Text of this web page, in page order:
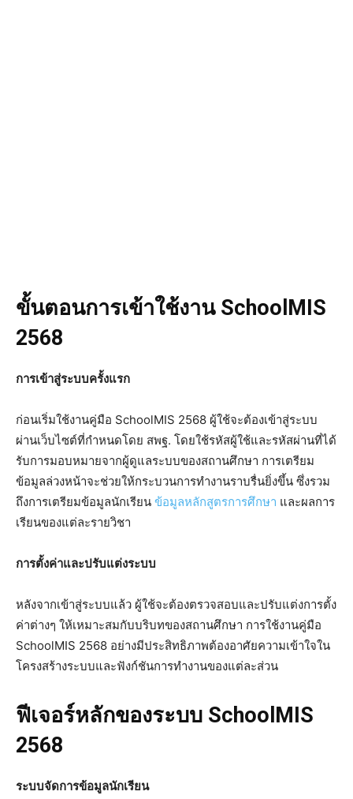
ขั้นตอนการเข้าใช้งาน SchoolMIS
2568
การเข้าสู่ระบบครั้งแรก
ก่อนเริ่มใช้งานคู่มือ SchoolMIS 2568 ผู้ใช้จะต้องเข้าสู่ระบบ
ผ่านเว็บไซต์ที่กำหนดโดย สพฐ. โดยใช้รหัสผู้ใช้และรหัสผ่านที่ได้
รับการมอบหมายจากผู้ดูแลระบบของสถานศึกษา การเตรียม
ข้อมูลล่วงหน้าจะช่วยให้กระบวนการทำงานราบรื่นยิ่งขึ้น ซึ่งรวม
ถึงการเตรียมข้อมูลนักเรียน ข้อมูลหลักสูตรการศึกษา และผลการ
เรียนของแต่ละรายวิชา
การตั้งค่าและปรับแต่งระบบ
หลังจากเข้าสู่ระบบแล้ว ผู้ใช้จะต้องตรวจสอบและปรับแต่งการตั้ง
ค่าต่างๆ ให้เหมาะสมกับบริบทของสถานศึกษา การใช้งานคู่มือ
SchoolMIS 2568 อย่างมีประสิทธิภาพต้องอาศัยความเข้าใจใน
โครงสร้างระบบและฟังก์ชันการทำงานของแต่ละส่วน
ฟีเจอร์หลักของระบบ SchoolMIS
2568
ระบบจัดการข้อมูลนักเรียน